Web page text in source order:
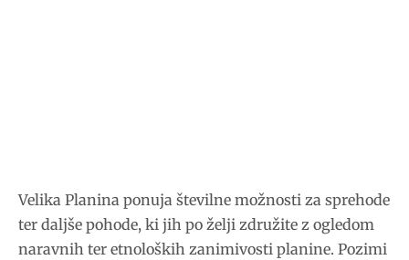
Velika Planina ponuja številne možnosti za sprehode
ter daljše pohode, ki jih po želji združite z ogledom
naravnih ter etnoloških zanimivosti planine. Pozimi